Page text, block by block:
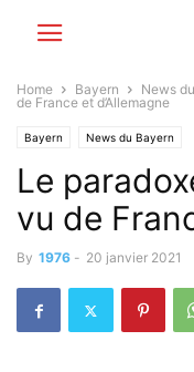
Home Bayern News
de France et d’Allemagne
Bayern News du Bayern
Le
vu de
By 1976 - 20 janvier 2021